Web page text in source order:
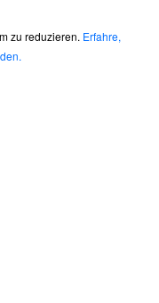
zu reduzieren. Erfahre,